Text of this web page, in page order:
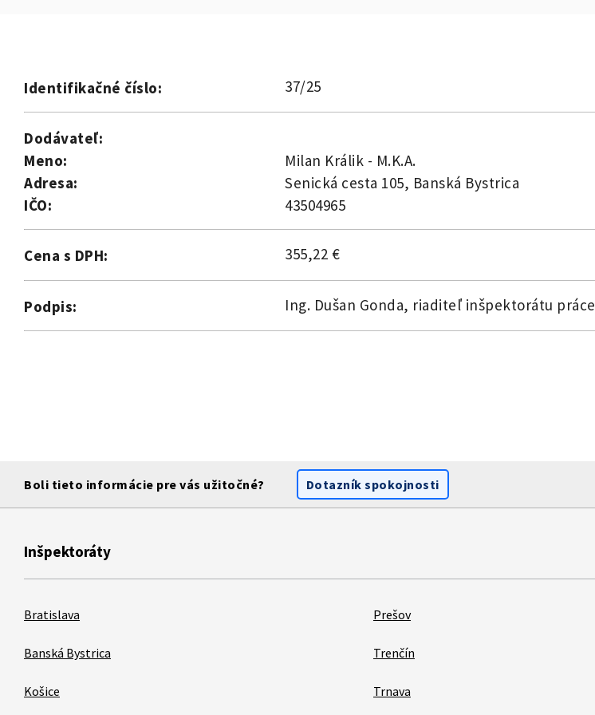
Identifikačné číslo: 37/25
Dodávateľ:
Meno:
Milan Králik - M.K.A.
Adresa:
Senická cesta 105, Banská Bystrica
IČO:
43504965
Cena s DPH: 355,22 €
Podpis: Ing. Dušan Gonda, riaditeľ inšpektorátu práce
Boli tieto informácie pre vás užitočné? Dotazník spokojnosti
Inšpektoráty
Bratislava
Banská Bystrica
Košice
Prešov
Trenčín
Trnava